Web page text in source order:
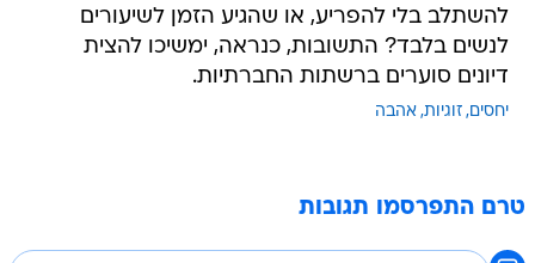
להשתלב בלי להפריע, או שהגיע הזמן לשיעורים
לנשים בלבד? התשובות, כנראה, ימשיכו להצית
דיונים סוערים ברשתות החברתיות.
יחסים זוגיות אהבה
טרם התפרסמו תגובות